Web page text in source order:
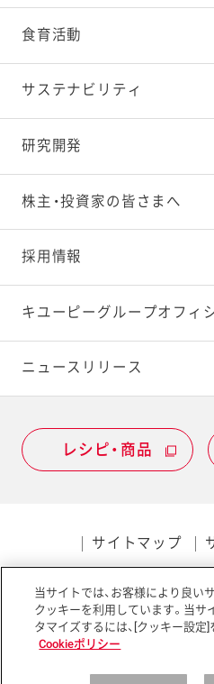
2025年2月
2025年1月
2024年3月
2024年2月
2023年4月
2023年3月
2022年5月
2022年4月
2021年6月
2021年5月
2020年7月
2020年6月
2019年8月
2019年7月
食育活動
サステナビリティ
研究開発
株主・投資家の皆さまへ
採用情報
キユーピーグループオフィ
ニュースリリース
レシピ・商品
サイトマップ
ソーシャルメディアポリ
当サイトでは、お客様により良い
クッキーを利用しています。当サ
タマイズするには、[クッキー設定]
Cookieポリシー